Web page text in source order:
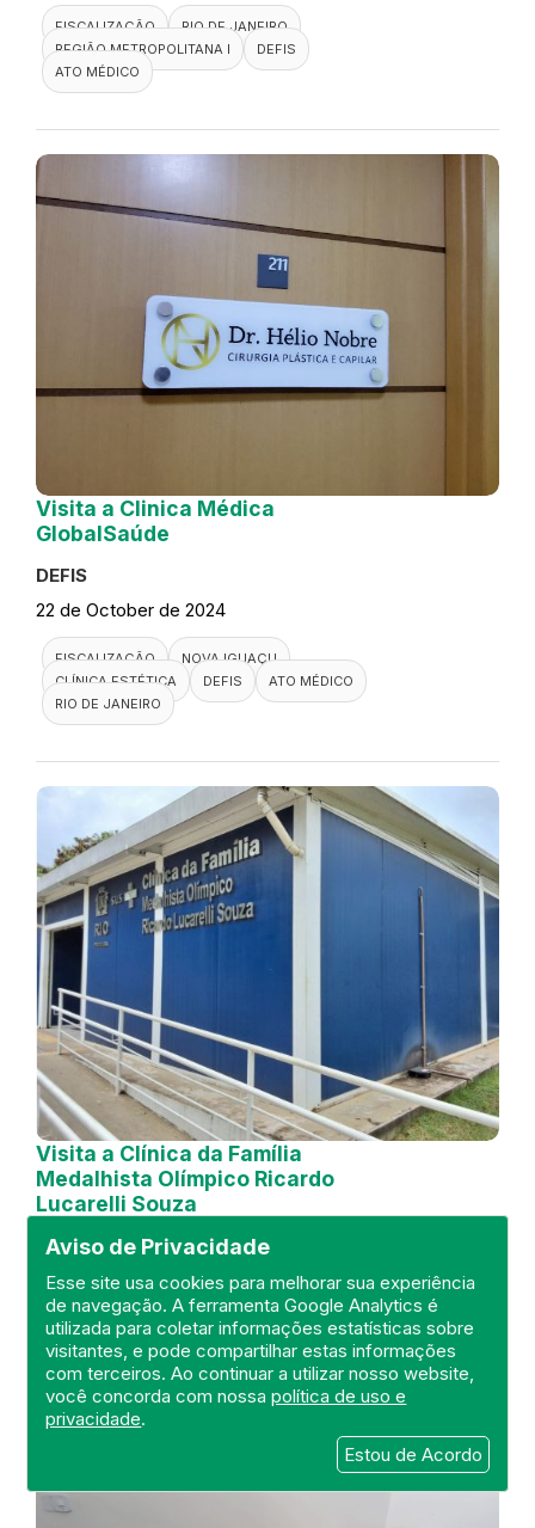
Aviso de Privacidade
Esse site usa cookies para melhorar sua experiência
de navegação. A ferramenta Google Analytics é
utilizada para coletar informações estatísticas sobre
visitantes, e pode compartilhar estas informações
com terceiros. Ao continuar a utilizar nosso website,
você concorda com nossapolítica de uso e
privacidade.
Estou de Acordo
FISCALIZAÇÃO
RIO DE JANEIRO
REGIÃO METROPOLITANA I
DEFIS
ATO MÉDICO
Visita a Clinica Médica
GlobalSaúde
DEFIS
22 de October de 2024
FISCALIZAÇÃO
NOVA IGUAÇU
CLÍNICA ESTÉTICA
DEFIS
ATO MÉDICO
RIO DE JANEIRO
Visita a Clínica da Família
Medalhista Olímpico Ricardo
Lucarelli Souza
DEFIS
21 de October de 2024
FISCALIZAÇÃO
RIO DE JANEIRO
UNIDADE BÁSICA
DEFIS
ATO MÉDICO
REGIÃO METROPOLITANA I.